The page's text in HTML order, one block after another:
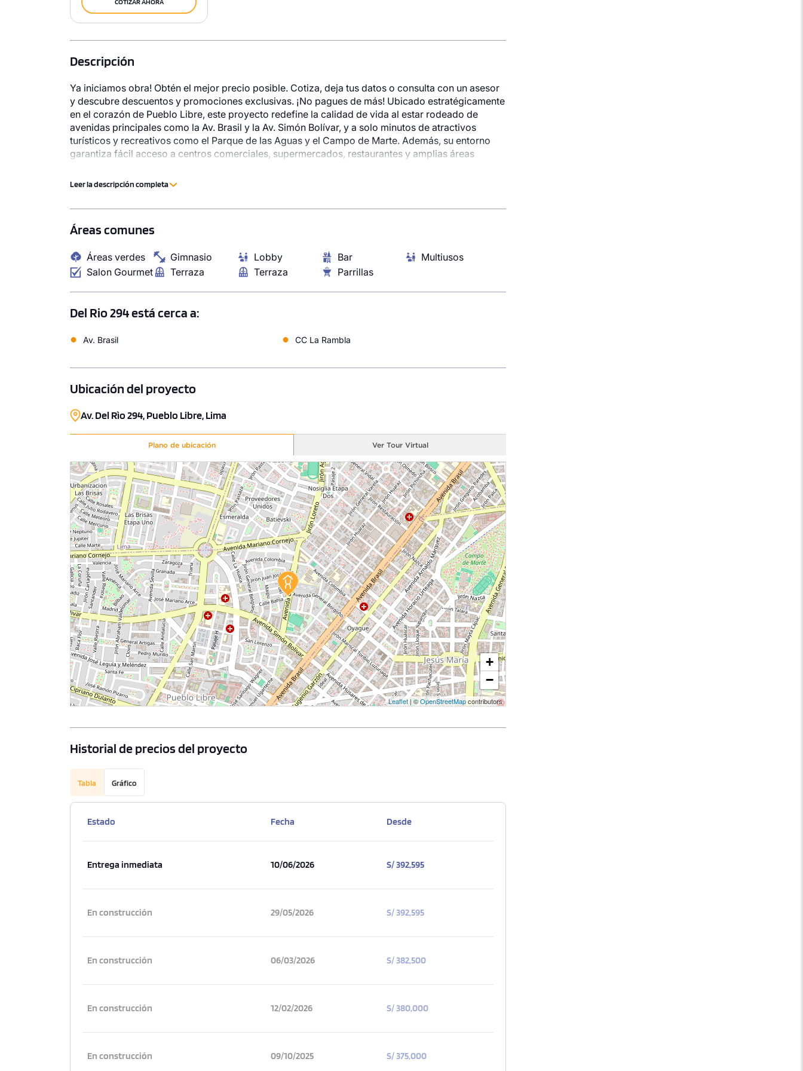
Descripción
Ya iniciamos obra! Obtén el mejor precio posible. Cotiza, deja tus datos o consulta con un asesor
y descubre descuentos y promociones exclusivas. ¡No pagues de más! Ubicado estratégicamente
en el corazón de Pueblo Libre, este proyecto redefine la calidad de vida al estar rodeado de
avenidas principales como la Av. Brasil y la Av. Simón Bolívar, y a solo minutos de atractivos
turísticos y recreativos como el Parque de las Aguas y el Campo de Marte. Además, su entorno
garantiza fácil acceso a centros comerciales, supermercados, restaurantes y amplias áreas
incluyen espacios diseñados para compartir, relajarse y disfrutar. Con doble lobby, uno con salida
primer paso. Este proyecto cuenta con los mejores acabados de la zona y el precio por metro
hoy mismo ¡Tu nuevo hogar te espera!
Leer la descripción completa
Áreas comunes
Áreas verdes Gimnasio Lobby Bar
Multiusos
Salon Gourmet
Terraza Terraza Parrillas
Del Rio 294 está cerca a:
● Av. Brasil ● CC La Rambla
Ubicación del proyecto
Av. Del Rìo 294, Pueblo Libre, Lima
Plano de ubicación Ver Tour Virtual
+
−
Leaflet| ©OpenStreetMapcontributors
Historial de precios del proyecto
Tabla Gráfico
Estado Fecha Desde
Entrega inmediata 10/06/2026 S/ 392,595
En construcción 29/05/2026 S/ 392,595
En construcción 06/03/2026 S/ 382,500
En construcción 12/02/2026 S/ 380,000
En construcción 09/10/2025 S/ 375,000